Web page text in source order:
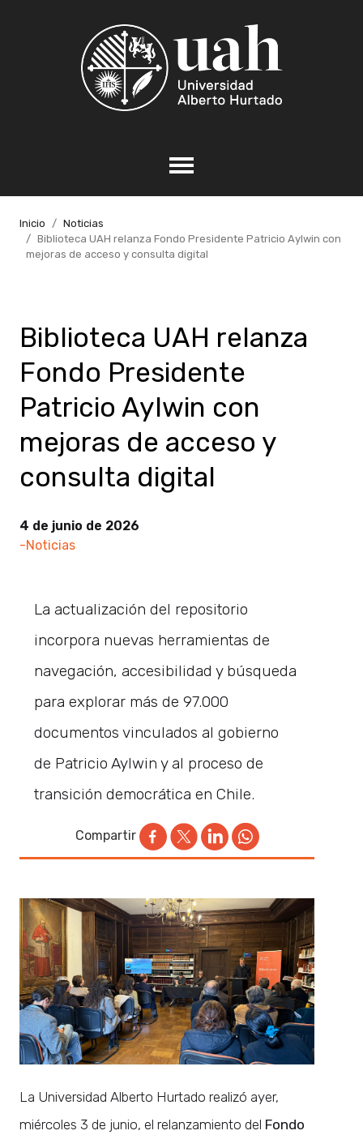
Inicio
Noticias
Biblioteca UAH relanza Fondo Presidente Patricio Aylwin con
mejoras de acceso y consulta digital
Biblioteca UAH relanza
Fondo Presidente
Patricio Aylwin con
mejoras de acceso y
consulta digital
4 de junio de 2026
-Noticias
La actualización del repositorio
incorpora nuevas herramientas de
navegación, accesibilidad y búsqueda
para explorar más de 97.000
documentos vinculados al gobierno
de Patricio Aylwin y al proceso de
transición democrática en Chile.
Compartir
La Universidad Alberto Hurtado realizó ayer,
miércoles 3 de junio, el relanzamiento del Fondo